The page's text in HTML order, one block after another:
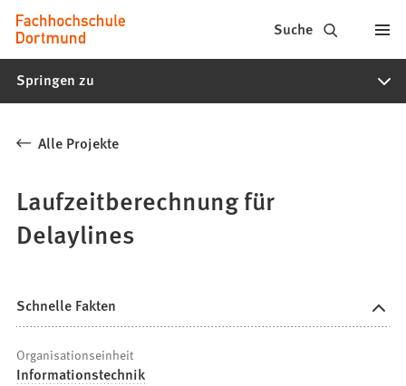
Inhalt anspringen
Fachhochschule
Dortmund
-
Studiengänge,
Bewerbung
Suche
Springen zu
Alle Projekte
Laufzeitberechnung für
Delaylines
Schnelle Fakten
Organisationseinheit
Informationstechnik